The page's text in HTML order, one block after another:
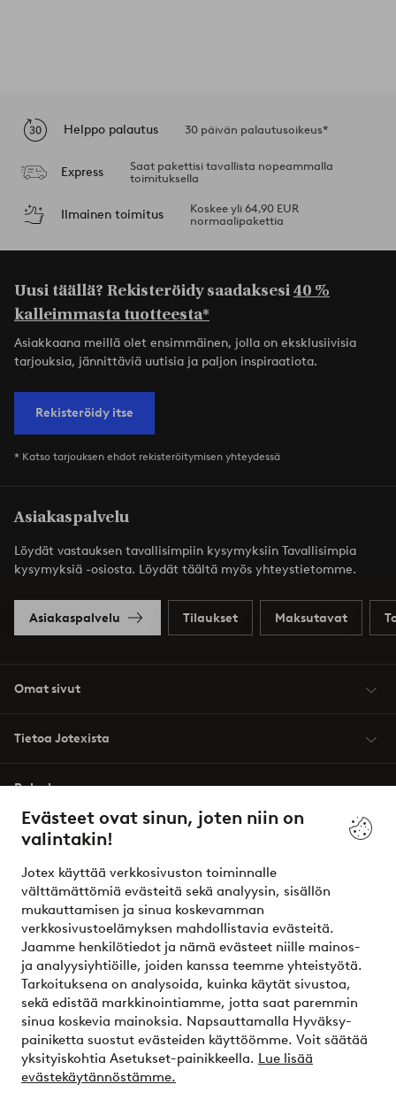
Evästeet ovat sinun, joten niin on
valintakin!
Jotex käyttää verkkosivuston toiminnalle
välttämättömiä evästeitä sekä analyysin, sisällön
mukauttamisen ja sinua koskevamman
verkkosivustoelämyksen mahdollistavia evästeitä.
Jaamme henkilötiedot ja nämä evästeet niille mainos-
ja analyysiyhtiöille, joiden kanssa teemme yhteistyötä.
Tarkoituksena on analysoida, kuinka käytät sivustoa,
sekä edistää markkinointiamme, jotta saat paremmin
sinua koskevia mainoksia. Napsauttamalla Hyväksy-
painiketta suostut evästeiden käyttöömme. Voit säätää
yksityiskohtia Asetukset-painikkeella. Lue lisää
evästekäytännöstämme.
Helppo palautus 30 päivän palautusoikeus*
Express
Saat pakettisi tavallista nopeammalla
toimituksella
Ilmainen toimitus
Koskee yli 64,90 EUR
normaalipakettia
Uusi täällä? Rekisteröidy saadaksesi40 %
kalleimmasta tuotteesta*
Asiakkaana meillä olet ensimmäinen, jolla on eksklusiivisia
tarjouksia, jännittäviä uutisia ja paljon inspiraatiota.
Rekisteröidy itse
* Katso tarjouksen ehdot rekisteröitymisen yhteydessä
Asiakaspalvelu
Löydät vastauksen tavallisimpiin kysymyksiin Tavallisimpia
kysymyksiä -osiosta. Löydät täältä myös yhteystietomme.
Asiakaspalvelu Tilaukset Maksutavat
Omat sivut
Tietoa Jotexista
Palvelumme
Ehdot
Ystävät
Turvalliset maksut – maksa nyt tai erissä
Haluatko tietää lisää maksuvaihtoehdoistamme?
elpy